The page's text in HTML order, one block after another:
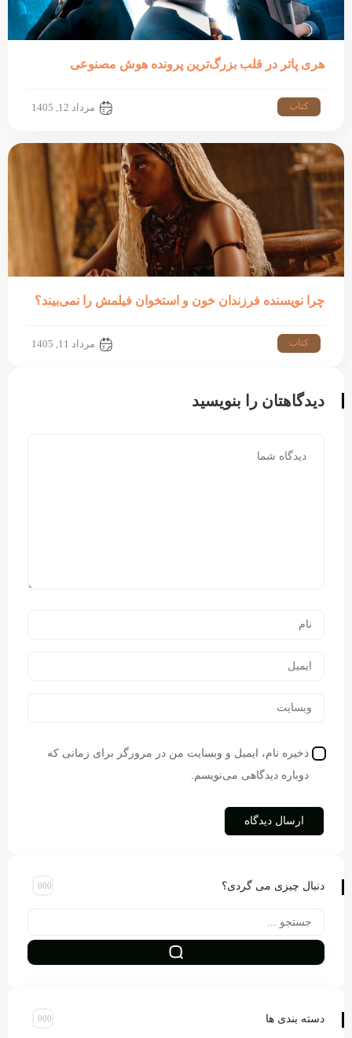
هری پاتر در قلب بزرگ‌ترین پرونده هوش مصنوعی
کتاب مرداد 12, 1405
چرا نویسنده فرزندان خون و استخوان فیلمش را نمی‌بیند؟
کتاب مرداد 11, 1405
دیدگاهتان را بنویسید
ذخیره نام، ایمیل و وبسایت من در مرورگر برای زمانی که
دوباره دیدگاهی می‌نویسم.
دنبال چیزی می گردی؟
دسته بندی ها